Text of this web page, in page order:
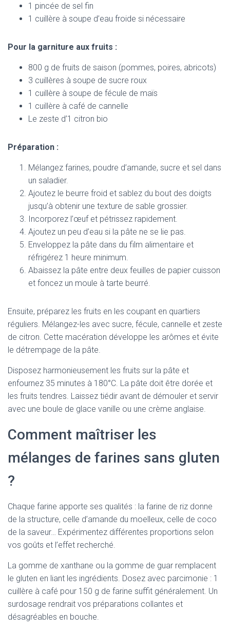
1 pincée de sel fin
1 cuillère à soupe d’eau froide si nécessaire
Pour la garniture aux fruits :
800 g de fruits de saison (pommes, poires, abricots)
3 cuillères à soupe de sucre roux
1 cuillère à soupe de fécule de maïs
1 cuillère à café de cannelle
Le zeste d’1 citron bio
Préparation :
Mélangez farines, poudre d’amande, sucre et sel dans
un saladier.
Ajoutez le beurre froid et sablez du bout des doigts
jusqu’à obtenir une texture de sable grossier.
Incorporez l’œuf et pétrissez rapidement.
Ajoutez un peu d’eau si la pâte ne se lie pas.
Enveloppez la pâte dans du film alimentaire et
réfrigérez 1 heure minimum.
Abaissez la pâte entre deux feuilles de papier cuisson
et foncez un moule à tarte beurré.
Ensuite, préparez les fruits en les coupant en quartiers
réguliers. Mélangez-les avec sucre, fécule, cannelle et zeste
de citron. Cette macération développe les arômes et évite
le détrempage de la pâte.
Disposez harmonieusement les fruits sur la pâte et
enfournez 35 minutes à 180°C. La pâte doit être dorée et
les fruits tendres. Laissez tiédir avant de démouler et servir
avec une boule de glace vanille ou une crème anglaise.
Comment maîtriser les
mélanges de farines sans gluten
?
Chaque farine apporte ses qualités : la farine de riz donne
de la structure, celle d’amande du moelleux, celle de coco
de la saveur… Expérimentez différentes proportions selon
vos goûts et l’effet recherché.
La gomme de xanthane ou la gomme de guar remplacent
le gluten en liant les ingrédients. Dosez avec parcimonie : 1
cuillère à café pour 150 g de farine suffit généralement. Un
surdosage rendrait vos préparations collantes et
désagréables en bouche.